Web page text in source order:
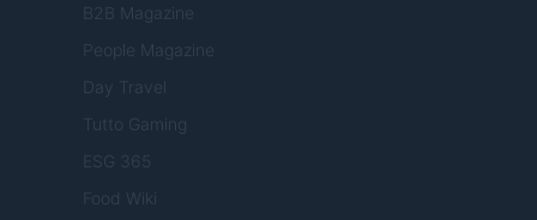
B2B Magazine
People Magazine
Day Travel
Tutto Gaming
ESG 365
Food Wiki